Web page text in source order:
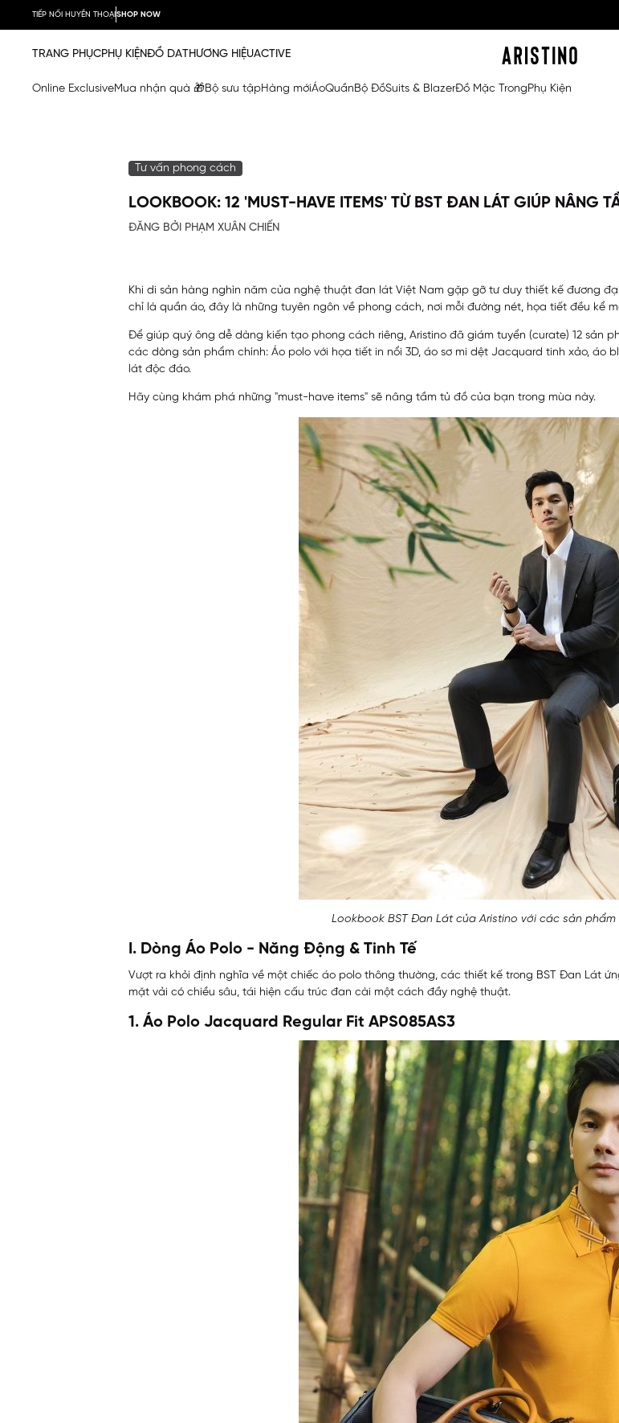
TIẾP NỐI HUYỀN THOẠISHOP NOW
TRANG PHỤCPHỤ KIỆNĐỒ DATHƯƠNG HIỆUACTIVE
Online ExclusiveMua nhận quà 🎁Bộ sưu tậpHàng mớiÁoQuầnBộ ĐồSuits & BlazerĐồ Mặc TrongPhụ Kiện
Tư vấn phong cách
LOOKBOOK: 12 'MUST-HAVE ITEMS' TỪ BST ĐAN LÁT GIÚP NÂNG
ĐĂNG BỞI PHẠM XUÂN CHIẾN
Khi di sản hàng nghìn năm của nghệ thuật đan lát Việt Nam gặp gỡ tư duy thiết kế đương
chỉ là quần áo, đây là những tuyên ngôn về phong cách, nơi mỗi đường nét, họa tiết đều kể
Để giúp quý ông dễ dàng kiến tạo phong cách riêng, Aristino đã giám tuyển (curate) 12 sản
các dòng sản phẩm chính: Áo polo với họa tiết in nổi 3D, áo sơ mi dệt Jacquard tinh xảo,
lát độc đáo.
Hãy cùng khám phá những "must-have items" sẽ nâng tầm tủ đồ của bạn trong mùa này.
Lookbook BST Đan Lát của Aristino với các sản
I. Dòng Áo Polo - Năng Động & Tinh Tế
Vượt ra khỏi định nghĩa về một chiếc áo polo thông thường, các thiết kế trong BST Đan Lát
mặt vải có chiều sâu, tái hiện cấu trúc đan cài một cách đầy nghệ thuật.
1. Áo Polo Jacquard Regular Fit APS085AS3